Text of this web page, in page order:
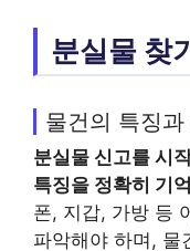
분실물 찾
물건의 특징
분실물 신고를 시
특징을 정확히 기
폰, 지갑, 가방 등
파악해야 하며, 물